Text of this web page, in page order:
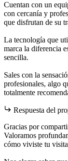
Cuentan con un
con cercanía y
que disfrutan de su
La tecnología que
marca la diferencia
sencilla.
Sales con la
profesionales, algo
totalmente
Respuesta del
Gracias por
Valoramos
cómo viviste tu